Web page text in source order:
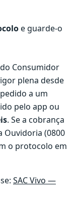
e guarde-o
Consumidor
plena desde
a um
pelo app ou
. Se a cobrança
Ouvidoria (0800
o protocolo em
SAC Vivo —